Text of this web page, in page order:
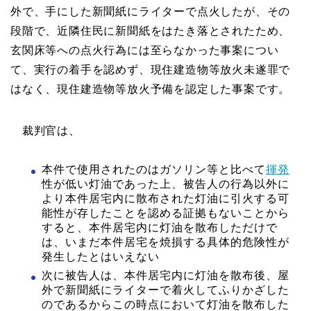
外で、手にした新聞紙にライターで点火したが、その
段階で、近隣住民に新聞紙をはたき落とされたため、
玄関床等への点火行為には至らなかった事案につい
て、実行の着手を認めず、現住建造物等放火未遂罪で
はなく、現住建造物等放火予備を認定した事案です。
裁判官は、
本件で使用されたのはガソリン等と比べて揮発
性が低い灯油であった上、被告人の行為以外に
より本件居宅内に散布された灯油に引火する可
能性が存したことを認める証拠もないことから
すると、本件居宅内に灯油を散布しただけで
は、いまだ本件居宅を焼損する具体的危険性が
発生したとはいえない
次に被告人は、本件居宅内に灯油を散布後、屋
外で新聞紙にライターで着火してふりかざした
のであるからこの時点において灯油を散布した